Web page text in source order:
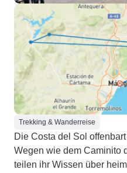
Trekking & Wanderreise
Die Costa del Sol
Wegen wie dem Caminito
teilen ihr Wissen über